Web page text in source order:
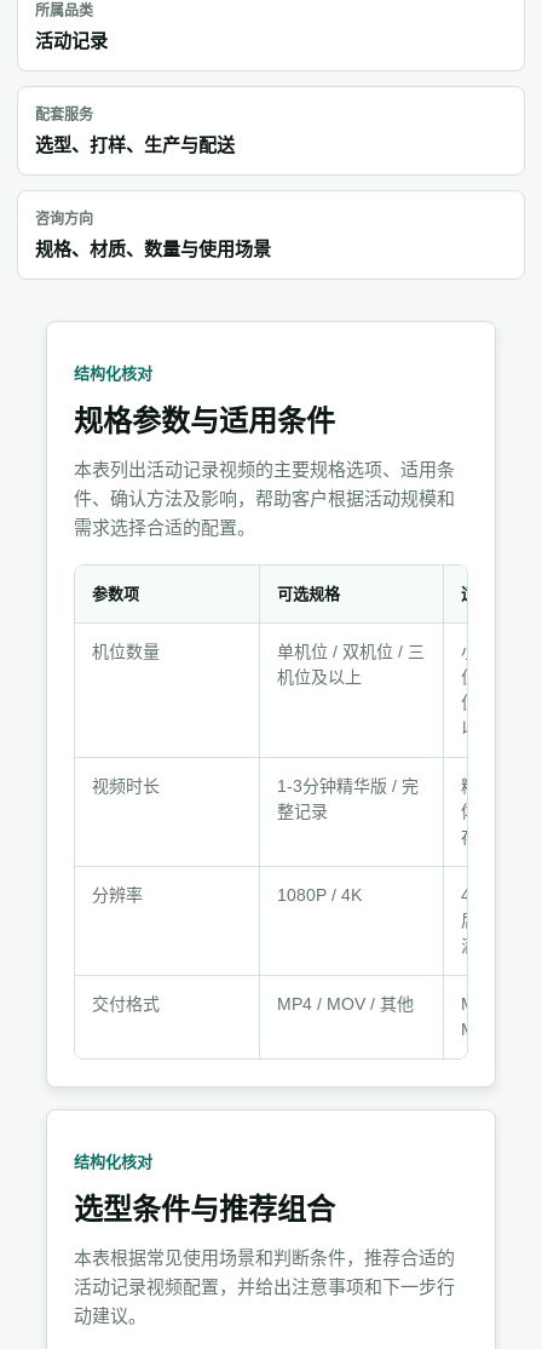
所属品类
活动记录
配套服务
选型、打样、生产与配送
咨询方向
规格、材质、数量与使用场景
结构化核对
规格参数与适用条件
本表列出活动记录视频的主要规格选项、适用条
件、确认方法及影响，帮助客户根据活动规模和
需求选择合适的配置。
与
适
件
参数项 可选规格 适用条件
机位数量
单机位 / 双机位 / 三
机位及以上
小型活动
位，中型
位，大型
以上
视频时长
1-3分钟精华版 / 完
整记录
精华版适
体，完整
存档
分辨率 1080P / 4K
4K适合大
后期裁切
满足多数
交付格式 MP4 / MOV / 其他
MP4通用
MOV保留
结构化核对
选型条件与推荐组合
本表根据常见使用场景和判断条件，推荐合适的
活动记录视频配置，并给出注意事项和下一步行
动建议。